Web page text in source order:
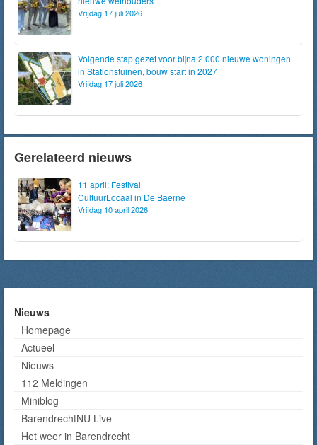
Vrijdag 17 juli 2026
Volgende stap gezet voor bijna 2.000 nieuwe woningen
in Stationstuinen, bouw start in 2027
Vrijdag 17 juli 2026
Gerelateerd nieuws
11 april: Festival
CultuurLocaal in De Baerne
Vrijdag 10 april 2026
Nieuws
Homepage
Actueel
Nieuws
112 Meldingen
Miniblog
BarendrechtNU Live
Het weer in Barendrecht